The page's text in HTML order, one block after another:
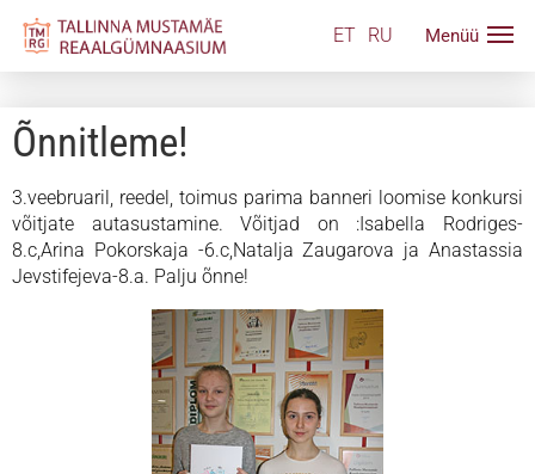
ET RU
Õnnitleme!
3.veebruaril, reedel, toimus parima banneri loomise konkursi
võitjate autasustamine. Võitjad on :Isabella Rodriges-
8.c,Arina Pokorskaja -6.c,Natalja Zaugarova ja Anastassia
Jevstifejeva-8.a. Palju õnne!